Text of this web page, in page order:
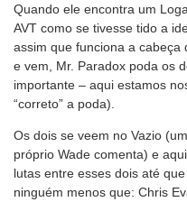
Quando ele encontra um
AVT como se tivesse tido a
assim que funciona a
e vem, Mr. Paradox poda os
importante – aqui estamos
“correto” a poda).
Os dois se veem no Vazio
próprio Wade comenta) e
lutas entre esses dois até
ninguém menos que: Chris